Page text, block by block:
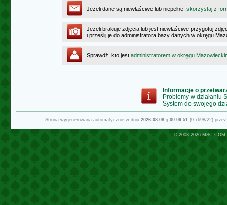
Jeżeli dane są niewłaściwe lub niepełne, skorzystaj z
Jeżeli brakuje zdjęcia lub jest niewłaściwe przygotuj
i prześlij je do administratora bazy danych w okręgu
Sprawdź, kto jest administratorem w okręgu
Informacje o
Problemy w działaniu
System do swojego
Strona wygenerowana automatycznie w dniu 2026-08-08g.00:09:51(0.7698/22)
© 2003-2026